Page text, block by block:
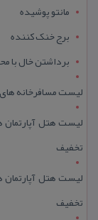
مانتو پوشیده
برج خنک کننده
برداشتن خال با
لیست مسافرخانه های
تخفیف
تخفیف